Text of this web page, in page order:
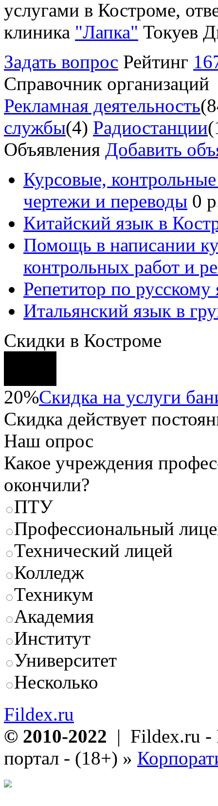
услугами в Костроме,
клиника "Лапка" Токуев
Задать вопрос Рейтинг
Справочник организаций
Рекламная деятельность
службы(4) Радиостанции
Объявления Добавить
Курсовые,
чертежи и переводы 0
Китайский язык в
Помощь в написании
контрольных работ и
Репетитор по русскому
Итальянский язык в
Скидки в Костроме
20%Скидка на услуги
Скидка действует
Наш опрос
Какое учреждения
окончили?
ПТУ
Профессиональный
Технический лицей
Колледж
Техникум
Академия
Институт
Университет
Несколько
Fildex.ru
© 2010-2022 | Fildex.ru -
портал - (18+) »